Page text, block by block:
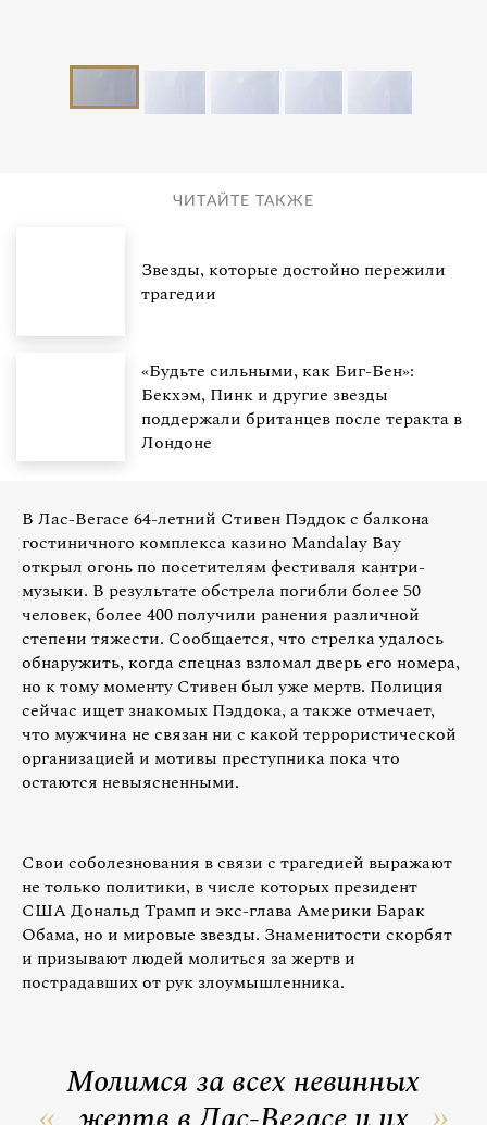
ЧИТАЙТЕ ТАКЖЕ
Звезды, которые достойно пережили
трагедии
«Будьте сильными, как Биг-Бен»:
Бекхэм, Пинк и другие звезды
поддержали британцев после теракта в
Лондоне
В Лас-Вегасе 64-летний Стивен Пэддок с балкона
гостиничного комплекса казино Mandalay Bay
открыл огонь по посетителям фестиваля кантри-
музыки. В результате обстрела погибли более 50
человек, более 400 получили ранения различной
степени тяжести. Сообщается, что стрелка удалось
обнаружить, когда спецназ взломал дверь его номера,
но к тому моменту Стивен был уже мертв. Полиция
сейчас ищет знакомых Пэддока, а также отмечает,
что мужчина не связан ни с какой террористической
организацией и мотивы преступника пока что
остаются невыясненными.
Свои соболезнования в связи с трагедией выражают
не только политики, в числе которых президент
США Дональд Трамп и экс-глава Америки Барак
Обама, но и мировые звезды. Знаменитости скорбят
и призывают людей молиться за жертв и
пострадавших от рук злоумышленника.
Молимся за всех невинных